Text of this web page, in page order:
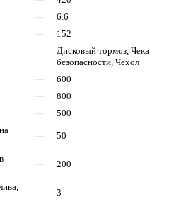
—
6.6
— 152
—
Дисковый тормоз, Чека
безопасности, Чехол
—
600
—
800
—
500
— 50
— 200
— 3